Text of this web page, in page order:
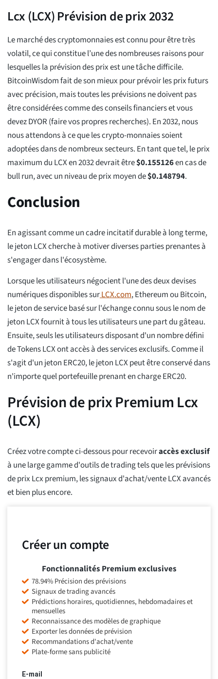
Lcx (LCX) Prévision de prix 2032
Le marché des cryptomonnaies est connu pour être très
volatil, ce qui constitue l’une des nombreuses raisons pour
lesquelles la prévision des prix est une tâche difficile.
BitcoinWisdom fait de son mieux pour prévoir les prix futurs
avec précision, mais toutes les prévisions ne doivent pas
être considérées comme des conseils financiers et vous
devez DYOR (faire vos propres recherches). En 2032, nous
nous attendons à ce que les crypto-monnaies soient
adoptées dans de nombreux secteurs. En tant que tel, le prix
maximum du LCX en 2032 devrait être$0.155126en cas de
bull run, avec un niveau de prix moyen de$0.148794.
Conclusion
En agissant comme un cadre incitatif durable à long terme,
le jeton LCX cherche à motiver diverses parties prenantes à
s'engager dans l'écosystème.
Lorsque les utilisateurs négocient l'une des deux devises
numériques disponibles surLCX.com, Ethereum ou Bitcoin,
le jeton de service basé sur l'échange connu sous le nom de
jeton LCX fournit à tous les utilisateurs une part du gâteau.
Ensuite, seuls les utilisateurs disposant d'un nombre défini
de Tokens LCX ont accès à des services exclusifs. Comme il
s'agit d'un jeton ERC20, le jeton LCX peut être conservé dans
n'importe quel portefeuille prenant en charge ERC20.
Prévision de prix Premium Lcx
(LCX)
Créez votre compte ci-dessous pour recevoiraccès exclusif
à une large gamme d'outils de trading tels que les prévisions
de prix Lcx premium, les signaux d'achat/vente LCX avancés
et bien plus encore.
Créer un compte
E-mail
Fonctionnalités Premium exclusives
78.94% Précision des prévisions
Signaux de trading avancés
Prédictions horaires, quotidiennes, hebdomadaires et
mensuelles
Reconnaissance des modèles de graphique
Exporter les données de prévision
Recommandations d'achat/vente
Plate-forme sans publicité